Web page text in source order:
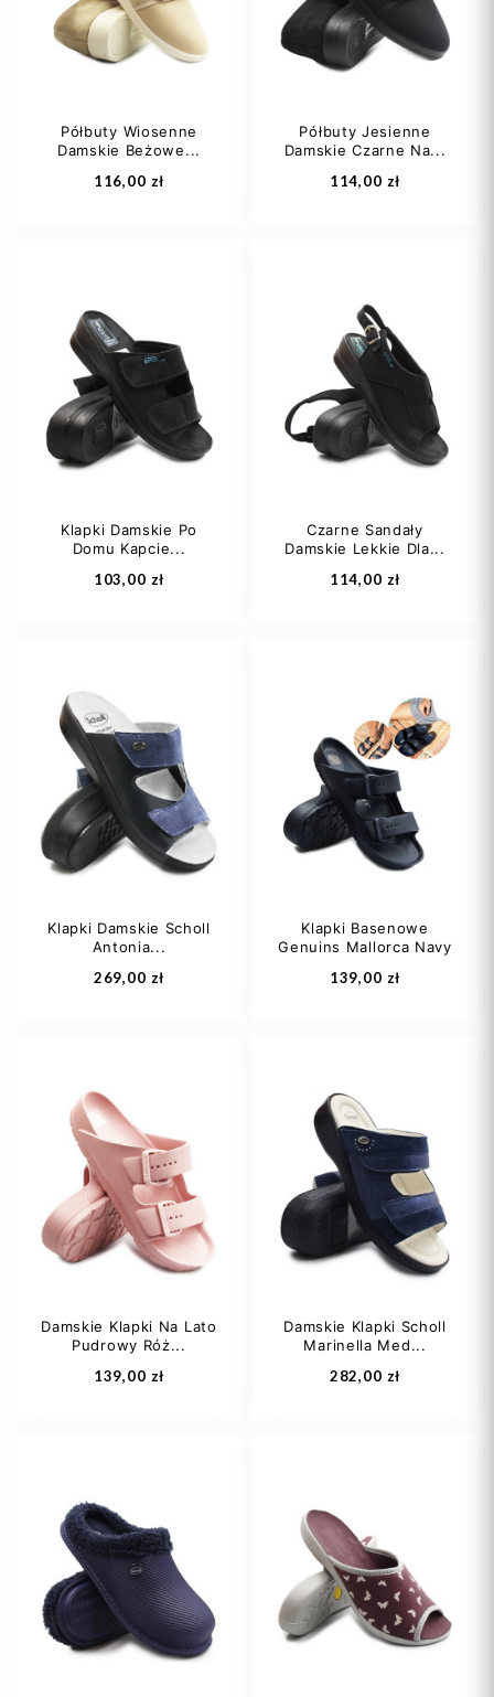
Dodaj do koszyka
40-41
Dodaj do koszyka
Półbuty Wiosenne
Damskie Beżowe...
116,00 zł
40
Dodaj do koszyka
Półbuty Jesienne
Damskie Czarne Na...
114,00 zł
38
Dodaj do koszyka
Klapki Damskie Po
Domu Kapcie...
103,00 zł
39 40
Dodaj do koszyka
Czarne Sandały
Damskie Lekkie Dla...
114,00 zł
37
38
39
40
Dodaj do koszyka
Klapki Damskie Scholl
Antonia...
269,00 zł
40 41
Dodaj do koszyka
Klapki Basenowe
Genuins Mallorca Navy
139,00 zł
40 45
Dodaj do koszyka
Damskie Klapki Na Lato
Pudrowy Róż...
139,00 zł
41 42
Damskie Klapki Scholl
Marinella Med...
282,00 zł
36 38